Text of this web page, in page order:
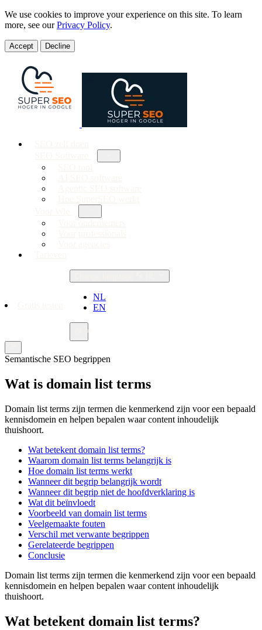
We use cookies to improve your experience on this site. To learn
more, see ourPrivacy Policy.
Accept Decline
NL
EN
Semantische SEO begrippen
Wat is domain list terms
Domain list terms zijn termen die kenmerkend zijn voor een bepaald
kennisdomein en helpen bepalen waar content inhoudelijk
thuishoort.
Wat betekent domain list terms?
Waarom domain list terms belangrijk is
Hoe domain list terms werkt
Wanneer dit begrip belangrijk wordt
Wanneer dit begrip niet de hoofdverklaring is
Wat dit beïnvloedt
Voorbeeld van domain list terms
Veelgemaakte fouten
Verschil met verwante begrippen
Gerelateerde begrippen
Conclusie
Domain list terms zijn termen die kenmerkend zijn voor een bepaald
kennisdomein en helpen bepalen waar content inhoudelijk
thuishoort.
Wat betekent domain list terms?